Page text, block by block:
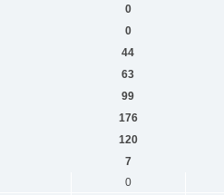
0
0
44
63
99
176
120
7
0